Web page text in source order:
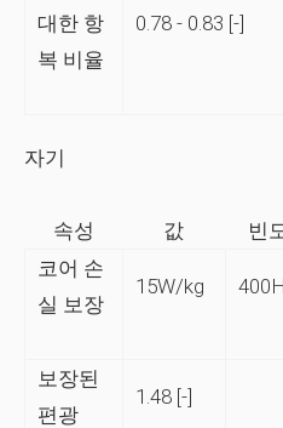
대한 항
복 비율
0.78 - 0.83 [-]
자기
속성 값 빈
코어 손
실 보장
15W/kg
보장된
편광
1.48 [-]